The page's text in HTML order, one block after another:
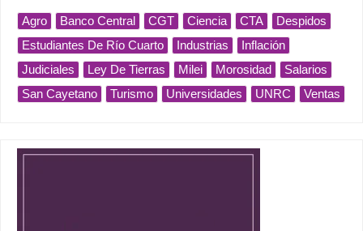
Agro Banco Central CGT Ciencia CTA
Despidos
Estudiantes De Río Cuarto
Industrias
Inflación
Judiciales
Ley De Tierras Milei Morosidad
Salarios
San Cayetano
Turismo Universidades UNRC Ventas